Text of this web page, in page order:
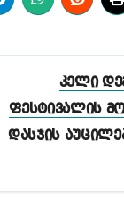
კელი
ფესტივალის
დასჯის